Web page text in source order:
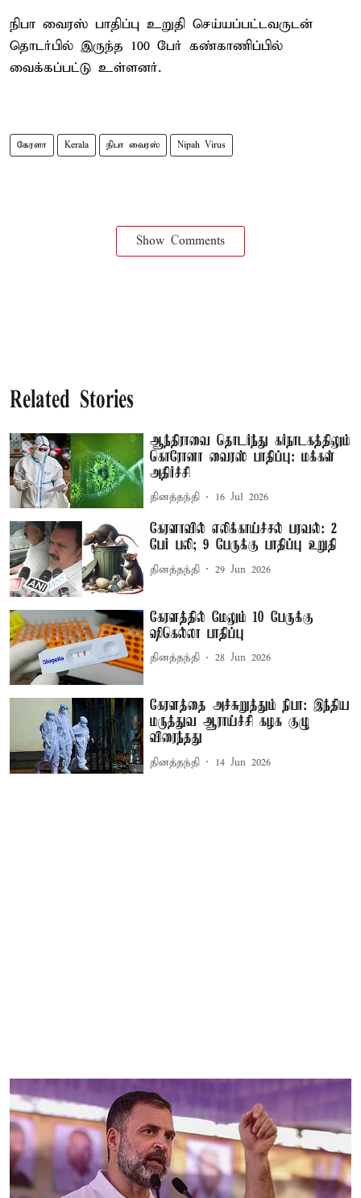
நிபா வைரஸ் பாதிப்பு உறுதி செய்யப்பட்டவருடன்
தொடர்பில் இருந்த 100 பேர் கண்காணிப்பில்
வைக்கப்பட்டு உள்ளனர்.
கேரளா Kerala நிபா வைரஸ் Nipah Virus
Show Comments
Related Stories
ஆந்திராவை தொடர்ந்து கர்நாடகத்திலும்
கொரோனா வைரஸ் பாதிப்பு: மக்கள்
அதிர்ச்சி
தினத்தந்தி 16 Jul 2026
கேரளாவில் எலிக்காய்ச்சல் பரவல்: 2
பேர் பலி; 9 பேருக்கு பாதிப்பு உறுதி
தினத்தந்தி 29 Jun 2026
கேரளத்தில் மேலும் 10 பேருக்கு
ஷிகெல்லா பாதிப்பு
தினத்தந்தி 28 Jun 2026
கேரளத்தை அச்சுறுத்தும் நிபா: இந்திய
மருத்துவ ஆராய்ச்சி கழக குழு
விரைந்தது
தினத்தந்தி 14 Jun 2026